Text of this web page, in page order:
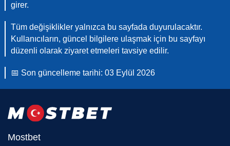
girer.
Tüm değişiklikler yalnızca bu sayfada duyurulacaktır.
Kullanıcıların, güncel bilgilere ulaşmak için bu sayfayı
düzenli olarak ziyaret etmeleri tavsiye edilir.
📅 Son güncelleme tarihi: 03 Eylül 2026
Mostbet